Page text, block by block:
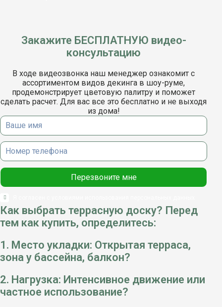
Закажите БЕСПЛАТНУЮ видео-
консультацию
В ходе видеозвонка наш менеджер ознакомит с
ассортиментом видов декинга в шоу-руме,
продемонстрирует цветовую палитру и поможет
сделать расчет. Для вас все это бесплатно и не выходя
из дома!
Как выбрать террасную доску? Перед
тем как купить, определитесь:
1. Место укладки: Открытая терраса,
зона у бассейна, балкон?
2. Нагрузка: Интенсивное движение или
частное использование?